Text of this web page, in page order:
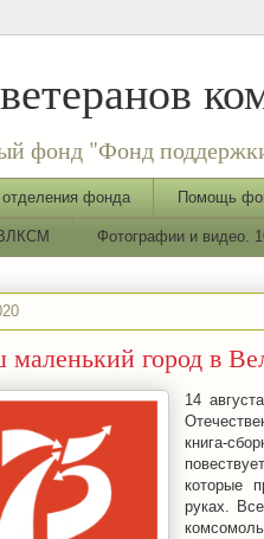
фонд "Фонд
фонда Помощь
ВЛКСМ Фотографии и видео.
город в
14
книга-
которые
руках.